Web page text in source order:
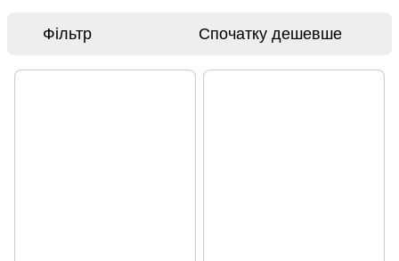
Фільтр Спочатку дешевше